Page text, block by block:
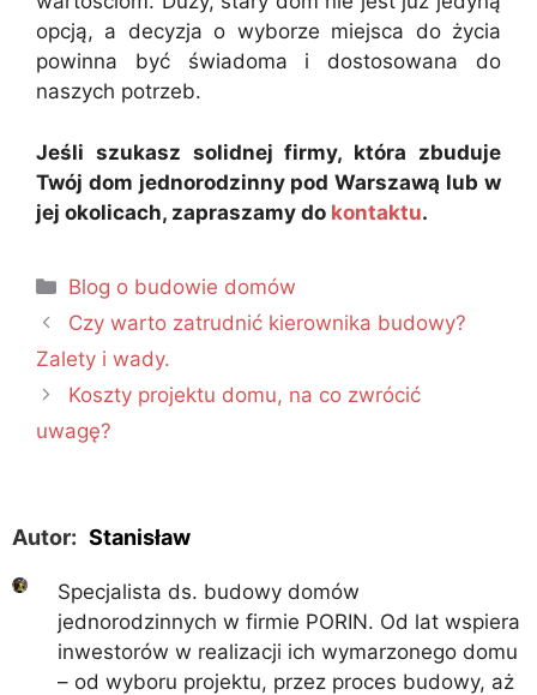
opcją, a decyzja o wyborze miejsca do życia
powinna być świadoma i dostosowana do
naszych potrzeb.
Jeśli szukasz solidnej firmy, która zbuduje
Twój dom jednorodzinny pod Warszawą lub w
jej okolicach, zapraszamy do kontaktu.
Blog o budowie domów
Czy warto zatrudnić kierownika budowy?
Zalety i wady.
Koszty projektu domu, na co zwrócić
uwagę?
Autor: Stanisław
Specjalista ds. budowy domów
jednorodzinnych w firmie PORIN. Od lat wspiera
inwestorów w realizacji ich wymarzonego domu
– od wyboru projektu, przez proces budowy, aż